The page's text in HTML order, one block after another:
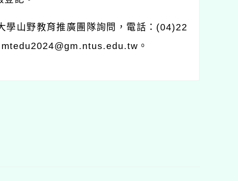
學山野教育推廣團隊詢問，電話：(04)22
。